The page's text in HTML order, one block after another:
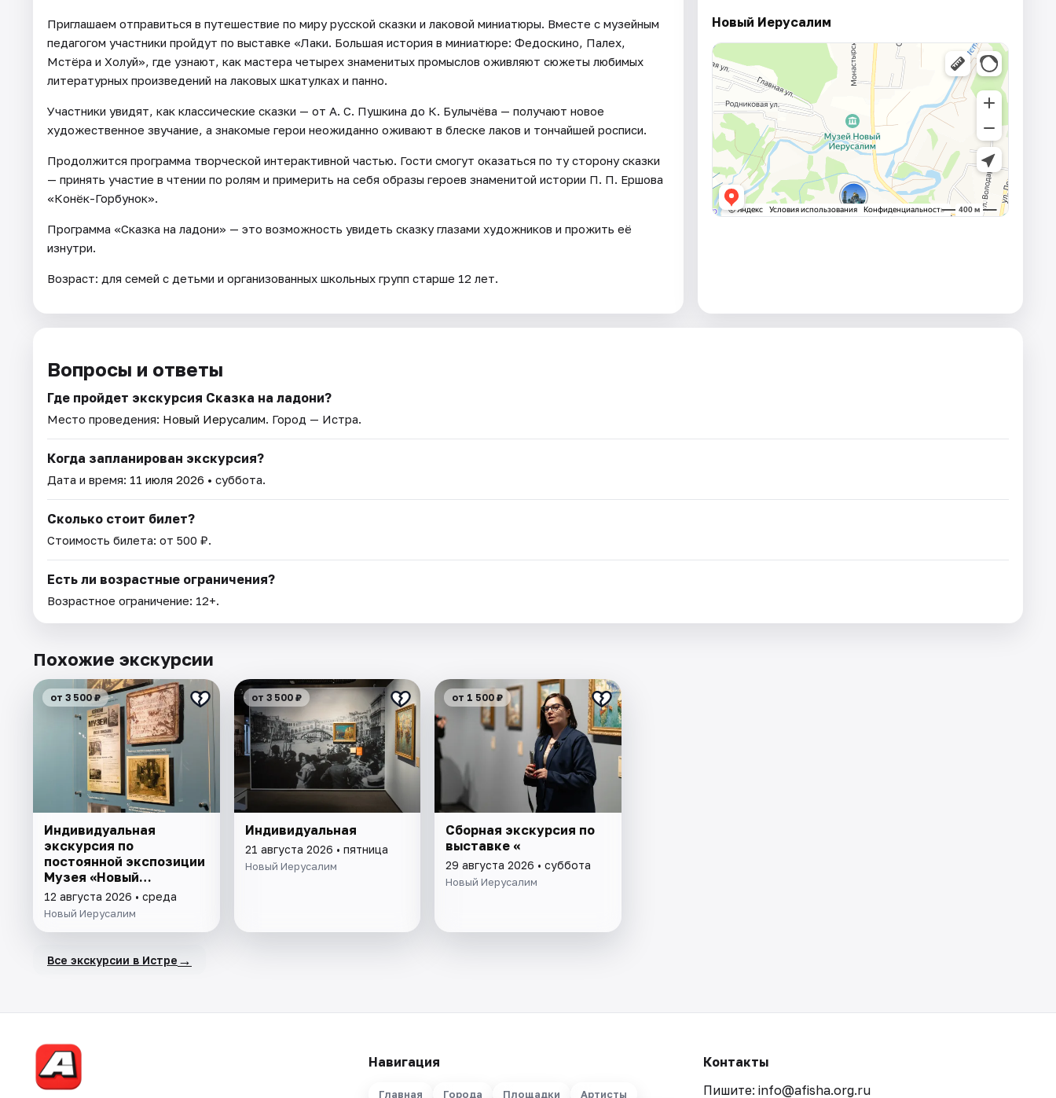
Приглашаем отправиться в путешествие по миру русской сказки и лаковой миниатюры. Вместе с музейным
педагогом участники пройдут по выставке «Лаки. Большая история в миниатюре: Федоскино, Палех,
Мстёра и Холуй», где узнают, как мастера четырех знаменитых промыслов оживляют сюжеты любимых
литературных произведений на лаковых шкатулках и панно.
Участники увидят, как классические сказки — от А. С. Пушкина до К. Булычёва — получают новое
художественное звучание, а знакомые герои неожиданно оживают в блеске лаков и тончайшей росписи.
Продолжится программа творческой интерактивной частью. Гости смогут оказаться по ту сторону сказки
— принять участие в чтении по ролям и примерить на себя образы героев знаменитой истории П. П. Ершова
«Конёк-Горбунок».
Программа «Сказка на ладони» — это возможность увидеть сказку глазами художников и прожить её
изнутри.
Возраст: для семей с детьми и организованных школьных групп старше 12 лет.
Новый Иерусалим
Вопросы и ответы
Где пройдет экскурсия Сказка на ладони?
Место проведения: Новый Иерусалим. Город — Истра.
Когда запланирован экскурсия?
Дата и время: 11 июля 2026 • суббота.
Сколько стоит билет?
Стоимость билета: от 500 ₽.
Есть ли возрастные ограничения?
Возрастное ограничение: 12+.
Похожие экскурсии
от 3 500 ₽
Индивидуальная
экскурсия по
постоянной экспозиции
Музея «Новый
Иерусалим»
12 августа 2026 • среда
Новый Иерусалим
от 3 500 ₽
Индивидуальная
21 августа 2026 • пятница
Новый Иерусалим
от 1 500 ₽
Сборная экскурсия по
выставке «
29 августа 2026 • суббота
Новый Иерусалим
Все экскурсии в Истре →
Навигация
Главная Города Площадки Артисты
Контакты
Пишите: info@afisha.org.ru